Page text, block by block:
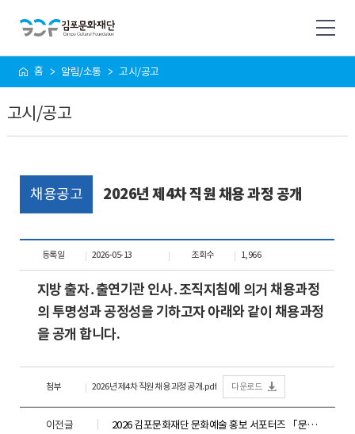
사
이
맵
홈 알림/소통 고시/공고
고시/공고
채용공고 2026년 제4차 직원 채용 과정 공개
등록일 2026-05-13 조회수 1,966
지방 출자․출연기관 인사․조직지침에 의거 채용과정
의 투명성과 공정성을 기하고자 아래와 같이 채용과정
을 공개 합니다.
첨부 2026년 제4차 직원 채용 과정 공개.pdf 다운로드
이전글 2026 김포문화재단 문화예술 홍보 서포터즈 「문화G기」 추가모집 공고